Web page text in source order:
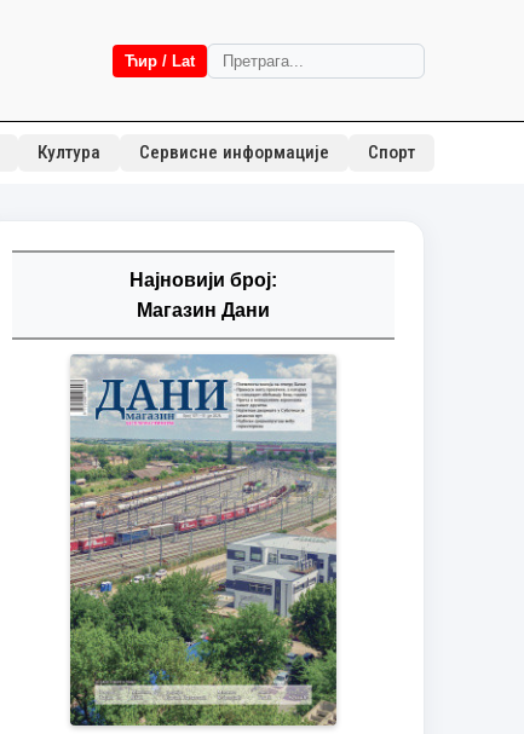
Ћир / Lat
Култура Сервисне информације Спорт
Најновији број:
Магазин Дани